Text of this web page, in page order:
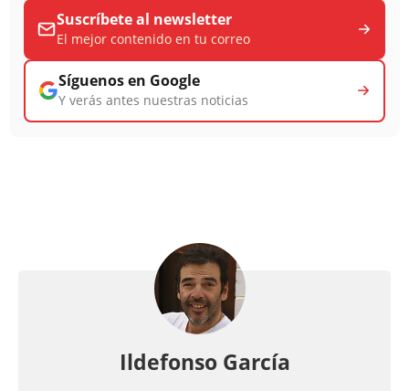
Suscríbete al newsletter
El mejor contenido en tu correo
Síguenos en Google
Y verás antes nuestras noticias
Ildefonso García